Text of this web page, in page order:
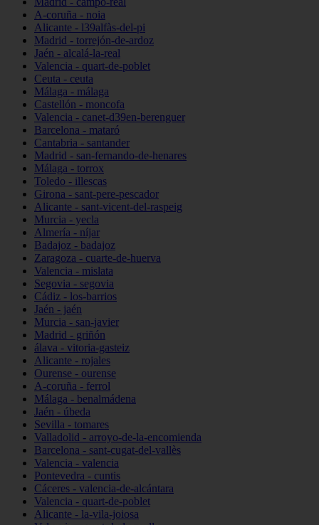
A-coruña - noia
Alicante - l39alfàs-del-pi
Madrid - torrejón-de-ardoz
Jaén - alcalá-la-real
Valencia - quart-de-poblet
Ceuta - ceuta
Málaga - málaga
Castellón - moncofa
Valencia - canet-d39en-berenguer
Barcelona - mataró
Cantabria - santander
Madrid - san-fernando-de-henares
Málaga - torrox
Toledo - illescas
Girona - sant-pere-pescador
Alicante - sant-vicent-del-raspeig
Murcia - yecla
Almería - níjar
Badajoz - badajoz
Zaragoza - cuarte-de-huerva
Valencia - mislata
Segovia - segovia
Cádiz - los-barrios
Jaén - jaén
Murcia - san-javier
Madrid - griñón
álava - vitoria-gasteiz
Alicante - rojales
Ourense - ourense
A-coruña - ferrol
Málaga - benalmádena
Jaén - úbeda
Sevilla - tomares
Valladolid - arroyo-de-la-encomienda
Barcelona - sant-cugat-del-vallès
Valencia - valencia
Pontevedra - cuntis
Cáceres - valencia-de-alcántara
Valencia - quart-de-poblet
Alicante - la-vila-joiosa